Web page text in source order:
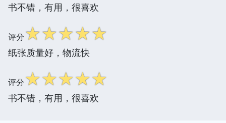
书不错，有用，很喜欢
评分☆☆☆☆☆
纸张质量好，物流快
评分☆☆☆☆☆
书不错，有用，很喜欢